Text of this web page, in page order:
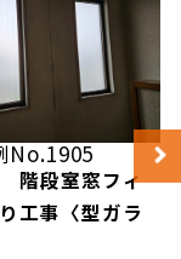
No.1905
階段室窓フィ
工事〈型ガラ